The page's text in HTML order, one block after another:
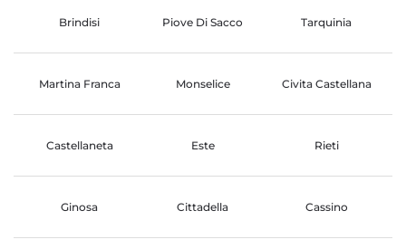
Brindisi Piove Di Sacco Tarquinia
Martina Franca Monselice Civita Castellana
Castellaneta Este Rieti
Ginosa Cittadella Cassino